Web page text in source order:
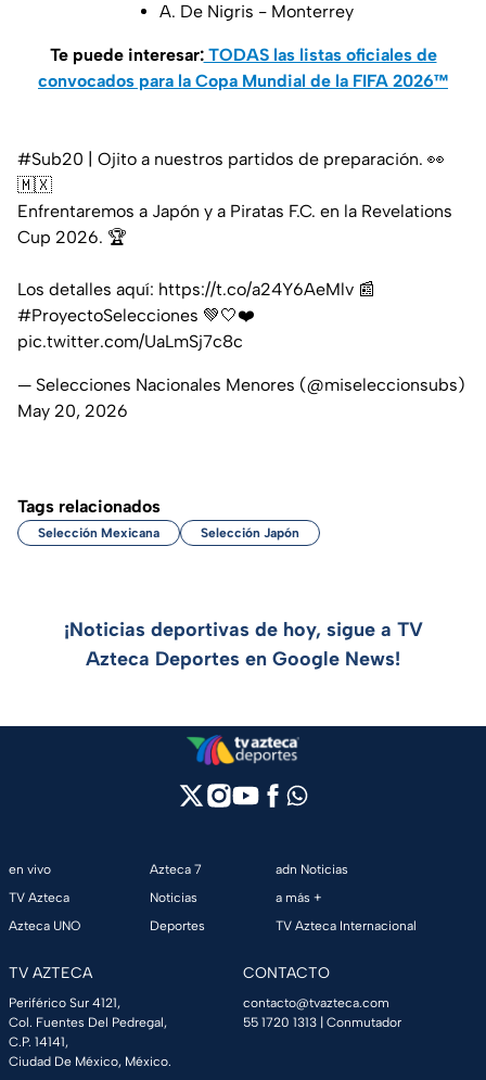
A. De Nigris - Monterrey
Te puede interesar:TODAS las listas oficiales de
convocados para la Copa Mundial de la FIFA 2026™
#Sub20 | Ojito a nuestros partidos de preparación. 👀
🇲🇽
Enfrentaremos a Japón y a Piratas F.C. en la Revelations
Cup 2026. 🏆
Los detalles aquí: https://t.co/a24Y6AeMlv 📰
#ProyectoSelecciones 💚🤍❤️
pic.twitter.com/UaLmSj7c8c
— Selecciones Nacionales Menores (@miseleccionsubs)
May 20, 2026
Tags relacionados
Selección Mexicana Selección Japón
¡Noticias deportivas de hoy, sigue a TV
Azteca Deportes en Google News!
en vivo
TV Azteca
Azteca UNO
Azteca 7
Noticias
Deportes
adn Noticias
a más +
TV Azteca Internacional
TV AZTECA
Periférico Sur 4121,
Col. Fuentes Del Pedregal,
C.P. 14141,
Ciudad De México, México.
CONTACTO
contacto@tvazteca.com
55 1720 1313 | Conmutador